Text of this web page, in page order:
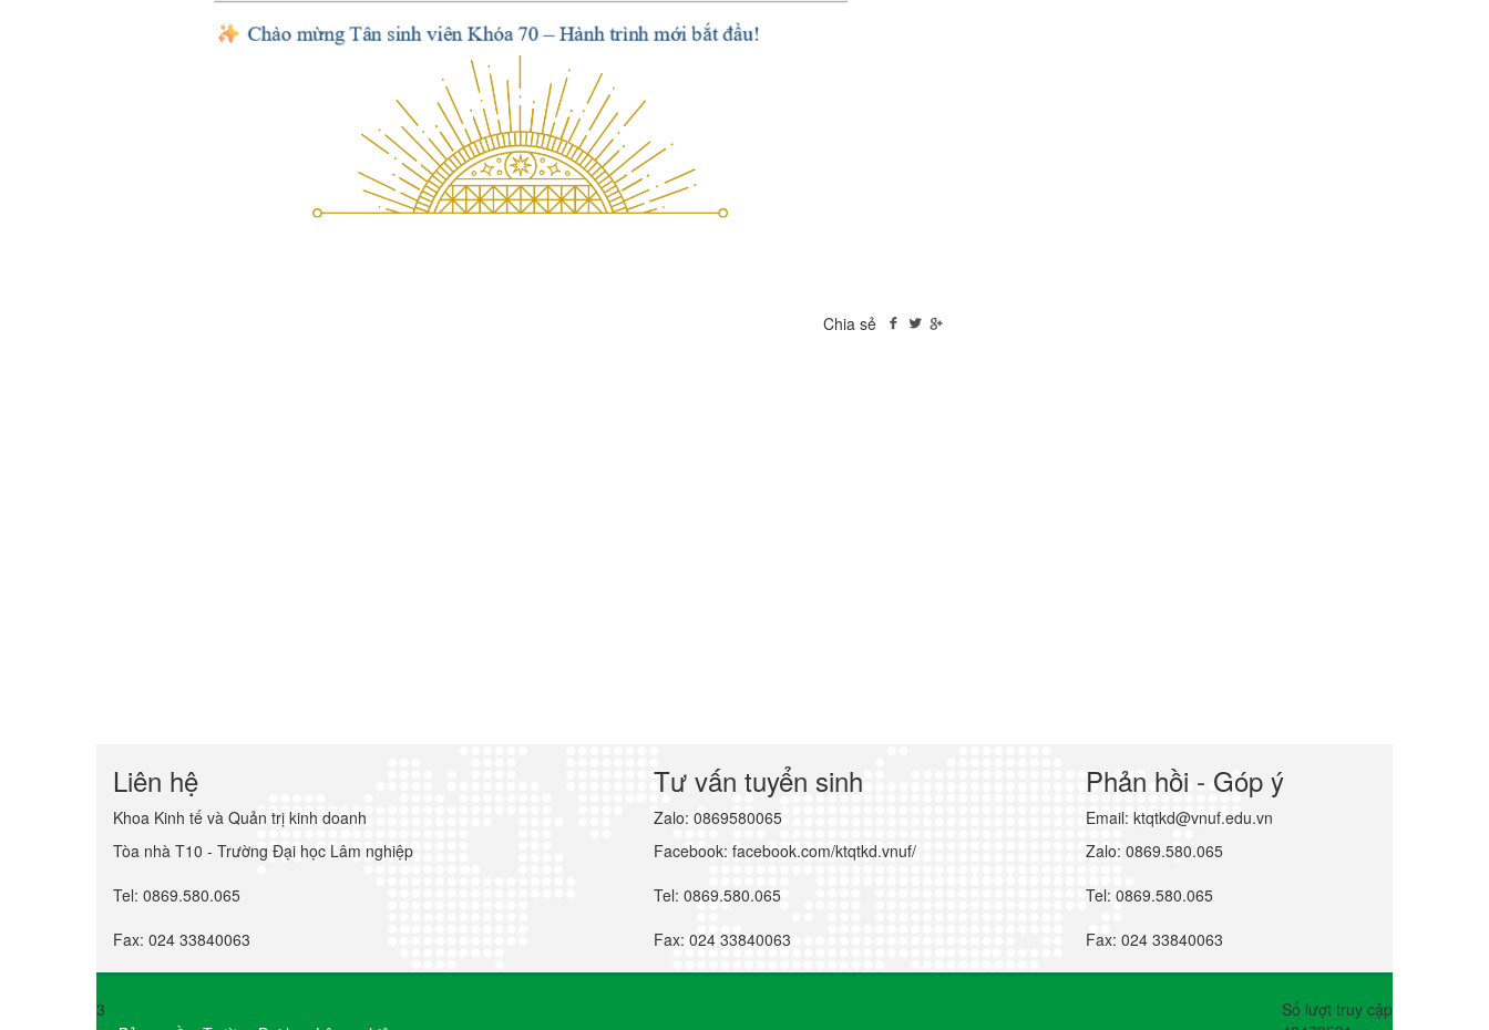
Chia sẻ
Liên hệ
Khoa Kinh tế và Quản trị kinh doanh
Tòa nhà T10 - Trường Đại học Lâm nghiệp
Tel: 0869.580.065
Fax: 024 33840063
Tư vấn tuyển sinh
Zalo: 0869580065
Facebook: facebook.com/ktqtkd.vnuf/
Tel: 0869.580.065
Fax: 024 33840063
Phản hồi - Góp ý
Email: ktqtkd@vnuf.edu.vn
Zalo: 0869.580.065
Tel: 0869.580.065
Fax: 024 33840063
3
Số lượt truy cập